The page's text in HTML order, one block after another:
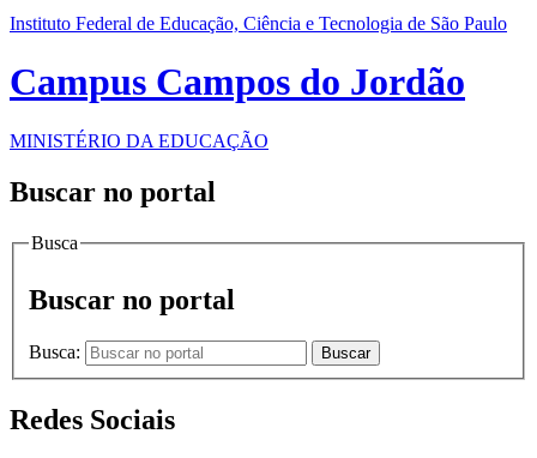
Instituto Federal de Educação, Ciência e Tecnologia de São Paulo
Campus Campos do Jordão
MINISTÉRIO DA EDUCAÇÃO
Buscar no portal
Busca
Buscar no portal
Busca: Buscar
Redes Sociais